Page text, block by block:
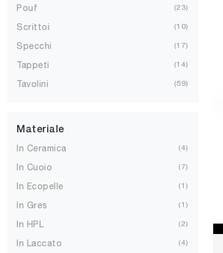
Pouf 23
Scrittoi 10
Specchi 17
Tappeti 14
Tavolini 59
Materiale
In Ceramica 4
In Cuoio 7
In Ecopelle 1
In Gres 1
In HPL 2
In Laccato 4